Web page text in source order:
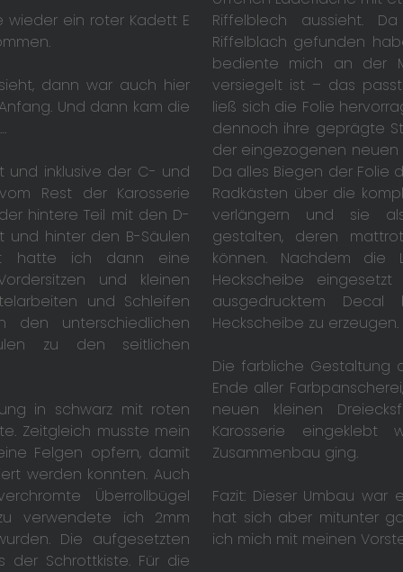
wieder ein roter Kadett E
dann war auch hier
Und dann kam die
und inklusive der C- und
Rest der Karosserie
hintere Teil mit den D-
und hinter den B-Säulen
hatte ich dann eine
und kleinen
und Schleifen
den unterschiedlichen
zu den seitlichen
in schwarz mit roten
Zeitgleich musste mein
Felgen opfern, damit
werden konnten. Auch
Überrollbügel
verwendete ich 2mm
Die aufgesetzten
der Schrottkiste. Für die
Riffelblech aussieht.
Riffelblach gefunden
bediente mich an der
versiegelt ist – das
ließ sich die Folie
dennoch ihre geprägte
der eingezogenen neuen
Da alles Biegen der Folie
Radkästen über die
verlängern und sie als
gestalten, deren
können. Nachdem
Heckscheibe
ausgedrucktem
Heckscheibe zu erzeugen.
Die farbliche Gestaltung
Ende aller
neuen kleinen
Karosserie
Zusammenbau ging.
Fazit: Dieser Umbau
hat sich aber mitunter
ich mich mit meinen